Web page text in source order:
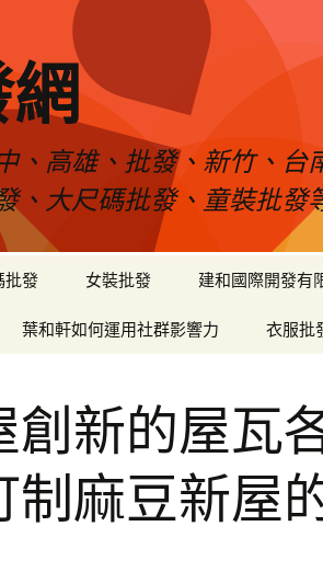
、高雄、批發、新竹、台
、大尺碼批發、童裝批發
批發 女裝批發 建和國際開發有
葉和軒如何運用社群影響力 衣服批
創新的屋瓦
制麻豆新屋